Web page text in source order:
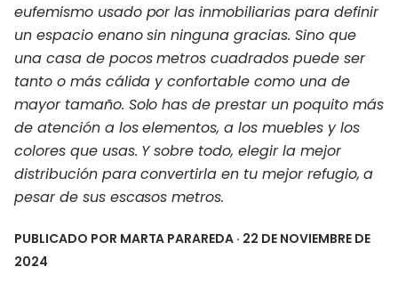
eufemismo usado por las inmobiliarias para definir
un espacio enano sin ninguna gracias. Sino que
una casa de pocos metros cuadrados puede ser
tanto o más cálida y confortable como una de
mayor tamaño. Solo has de prestar un poquito más
de atención a los elementos, a los muebles y los
colores que usas. Y sobre todo, elegir la mejor
distribución para convertirla en tu mejor refugio, a
pesar de sus escasos metros.
PUBLICADO POR MARTA PARAREDA · 22 DE NOVIEMBRE DE
2024